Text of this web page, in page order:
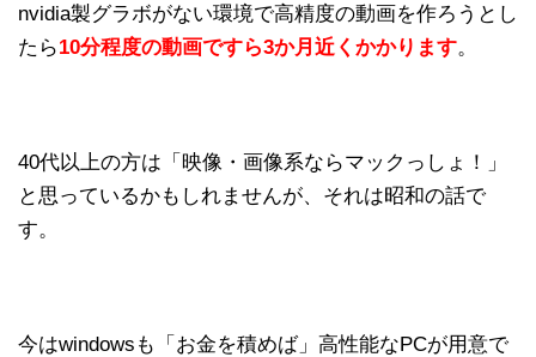
nvidia製グラボがない環境で高精度の動画を作ろうとし
たら10分程度の動画ですら3か月近くかかります。
40代以上の方は「映像・画像系ならマックっしょ！」
と思っているかもしれませんが、それは昭和の話で
す。
今はwindowsも「お金を積めば」高性能なPCが用意で